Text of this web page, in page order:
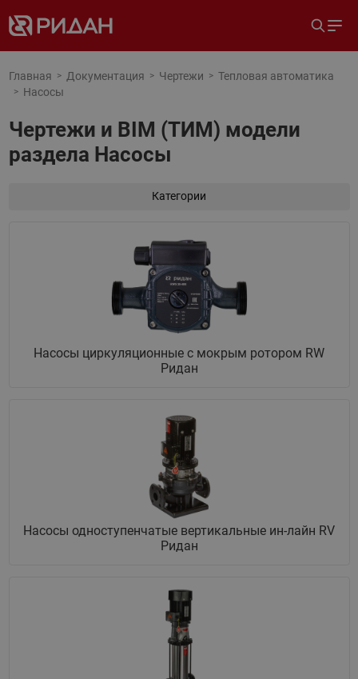
Главная Документация Чертежи
Тепловая автоматика
Насосы
Чертежи и BIM (ТИМ) модели
раздела Насосы
Категории
Насосы циркуляционные с мокрым ротором RW
Ридан
Насосы одноступенчатые вертикальные ин-лайн RV
Ридан